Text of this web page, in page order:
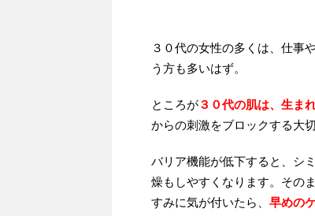
３０代の女性の多くは、仕事
う方も多いはず。
ところが３０代の肌は、生ま
からの刺激をブロックする大
バリア機能が低下すると、シ
燥もしやすくなります。その
すみに気が付いたら、 早めの